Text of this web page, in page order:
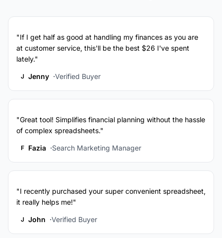
"If I get half as good at handling my finances as you are
at customer service, this'll be the best $26 I've spent
lately."
J Jenny Verified Buyer
"Great tool! Simplifies financial planning without the hassle
of complex spreadsheets."
F Fazia Search Marketing Manager
"I recently purchased your super convenient spreadsheet,
it really helps me!"
J John Verified Buyer